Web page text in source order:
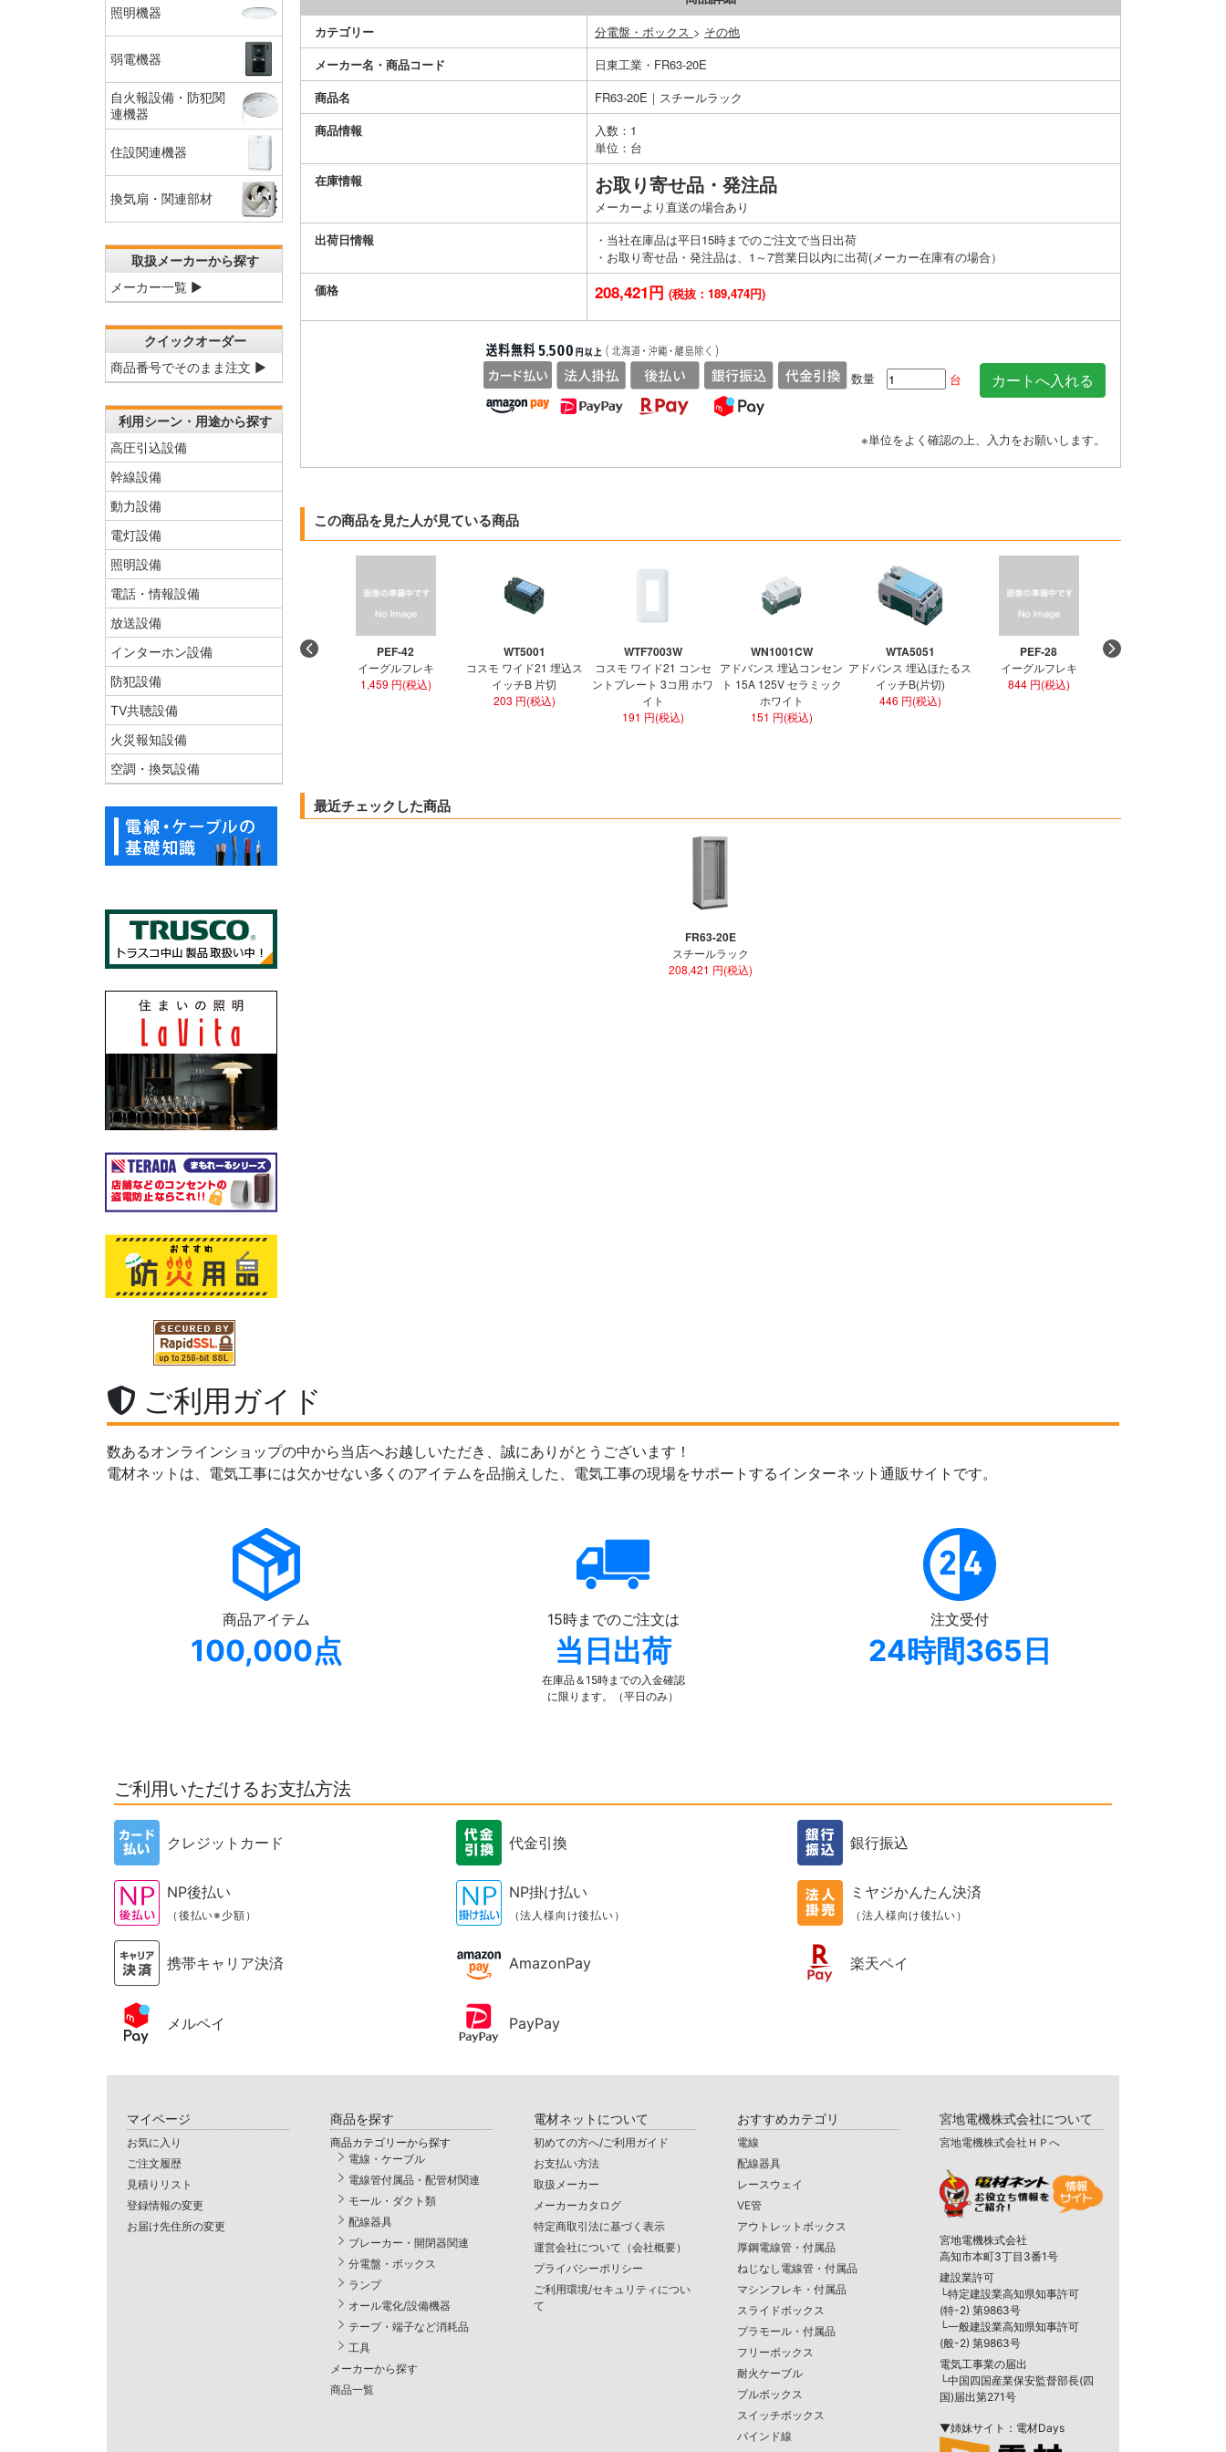
カテゴリー 分電盤・ボックス > その他
メーカー名・商品コード
日東工業・FR63-20E
商品名
FR63-20E｜スチールラック
商品情報
入数：1
単位：台
在庫情報
お取り寄せ品・発注品
メーカーより直送の場合あり
出荷日情報
・当社在庫品は平日15時までのご注文で当日出荷
・お取り寄せ品・発注品は、1～7営業日以内に出荷(メーカー在庫有の場合）
価格
208,421円 (税抜：189,474円)
数量 台
※単位をよく確認の上、入力をお願いします。
この商品を見た人が見ている商品
PEF-42
イーグルフレキ
1,459 円(税込)
WT5001
コスモ ワイド21 埋込ス
イッチB 片切
203 円(税込)
WTF7003W
コスモ ワイド21 コンセ
ントプレート 3コ用 ホワ
イト
191 円(税込)
WN1001CW
アドバンス 埋込コンセン
ト 15A 125V セラミック
ホワイト
151 円(税込)
WTA5051
アドバンス 埋込ほたるス
イッチB(片切)
446 円(税込)
PEF-28
イーグルフレキ
844 円(税込)
最近チェックした商品
FR63-20E
スチールラック
208,421 円(税込)
照明機器
弱電機器
自火報設備・防犯関
連機器
住設関連機器
換気扇・関連部材
取扱メーカーから探す
メーカー一覧 ▶
クイックオーダー
商品番号でそのまま注文 ▶
利用シーン・用途から探す
高圧引込設備
幹線設備
動力設備
電灯設備
照明設備
電話・情報設備
放送設備
インターホン設備
防犯設備
TV共聴設備
火災報知設備
空調・換気設備
ご利用ガイド
数あるオンラインショップの中から当店へお越しいただき、誠にありがとうございます！
電材ネットは、電気工事には欠かせない多くのアイテムを品揃えした、電気工事の現場をサポートするインターネット通販サイトです。
商品アイテム
100,000点
15時までのご注文は
当日出荷
在庫品＆15時までの入金確認
に限ります。（平日のみ）
注文受付
24時間365日
ご利用いただけるお支払方法
クレジットカード 代金引換 銀行振込
NP後払い
（後払い※少額）
NP掛け払い
（法人様向け後払い）
ミヤジかんたん決済
（法人様向け後払い）
携帯キャリア決済 AmazonPay 楽天ペイ
メルペイ PayPay
マイページ
お気に入り
ご注文履歴
見積りリスト
登録情報の変更
お届け先住所の変更
商品を探す
商品カテゴリーから探す
電線・ケーブル
電線管付属品・配管材関連
モール・ダクト類
配線器具
ブレーカー・開閉器関連
分電盤・ボックス
ランプ
オール電化/設備機器
テープ・端子など消耗品
工具
メーカーから探す
商品一覧
電材ネットについて
初めての方へ/ご利用ガイド
お支払い方法
取扱メーカー
メーカーカタログ
特定商取引法に基づく表示
運営会社について（会社概要）
プライバシーポリシー
ご利用環境/セキュリティについ
て
おすすめカテゴリ
電線
配線器具
レースウェイ
VE管
アウトレットボックス
厚鋼電線管・付属品
ねじなし電線管・付属品
マシンフレキ・付属品
スライドボックス
プラモール・付属品
フリーボックス
耐火ケーブル
プルボックス
スイッチボックス
バインド線
宮地電機株式会社について
宮地電機株式会社ＨＰへ
宮地電機株式会社
高知市本町3丁目3番1号
建設業許可
└特定建設業高知県知事許可
(特-2) 第9863号
└一般建設業高知県知事許可
(般-2) 第9863号
電気工事業の届出
└中国四国産業保安監督部長(四
国)届出第271号
▼姉妹サイト：電材Days